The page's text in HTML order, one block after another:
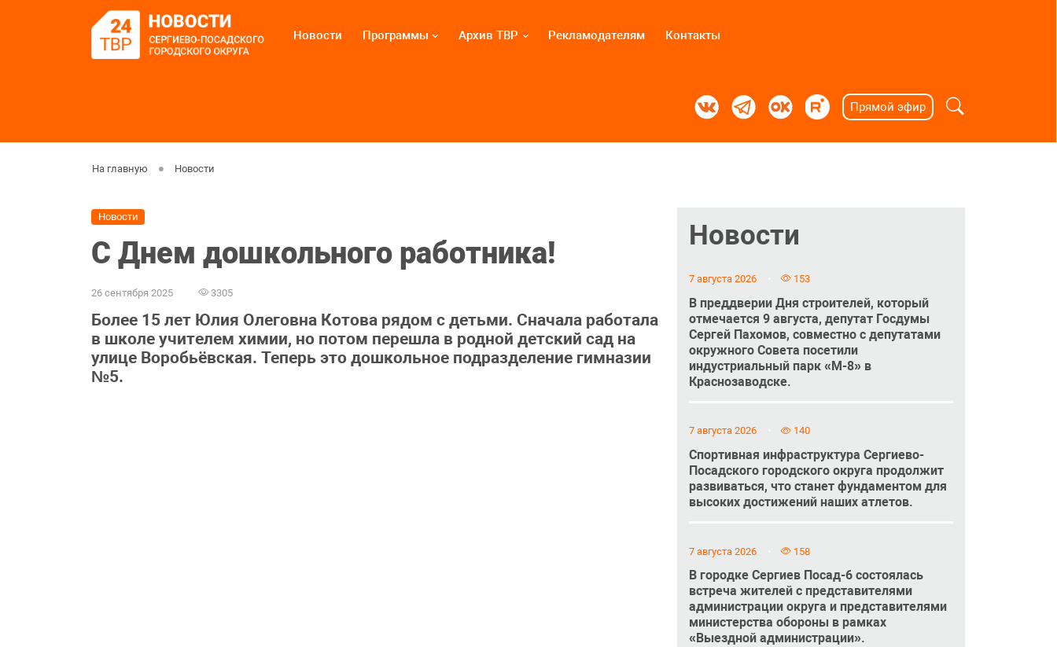
Новости Программы Архив ТВР Рекламодателям Контакты
Прямой эфир
На главную Новости
Новости
С Днем дошкольного работника!
26 сентября 2025 3305
Более 15 лет Юлия Олеговна Котова рядом с детьми. Сначала работала
в школе учителем химии, но потом перешла в родной детский сад на
улице Воробьёвская. Теперь это дошкольное подразделение гимназии
№5.
Новости
7 августа 2026 153
В преддверии Дня строителей, который
отмечается 9 августа, депутат Госдумы
Сергей Пахомов, совместно с депутатами
окружного Совета посетили
индустриальный парк «М-8» в
Краснозаводске.
7 августа 2026 140
Спортивная инфраструктура Сергиево-
Посадского городского округа продолжит
развиваться, что станет фундаментом для
высоких достижений наших атлетов.
7 августа 2026 158
В городке Сергиев Посад-6 состоялась
встреча жителей с представителями
администрации округа и представителями
министерства обороны в рамках
«Выездной администрации».